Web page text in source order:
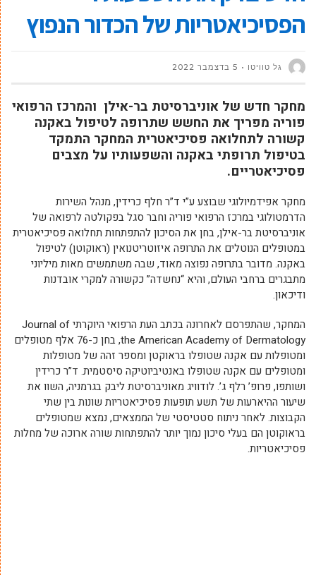
הפסיכיאטריות של הכדור הנפוץ
גל טוויטו 5 בדצמבר 2022
מחקר חדש של אוניברסיטת בר-אילן והמרכז הרפואי
פוריה מפריך את החשש שתרופה לטיפול באקנה
קשורה לתחלואה פסיכיאטרית המחקר התמקד
בטיפול תרופתי באקנה והשפעותיו על מצבים
פסיכיאטריים.
מחקר אפידמיולוגי שבוצע ע”י ד”ר חלף כרידין, מנהל השירות
הדרמטולוגי במרכז הרפואי פוריה וחבר סגל בפקולטה לרפואה של
אוניברסיטת בר-אילן, בחן את הסיכון להתפתחות תחלואה פסיכיאטרית
במטופלים הנוטלים את התרופה איזוטריטנואין (ראוקוטן) לטיפול
באקנה. מדובר בתרופה נפוצה מאוד, שבה משתמשים מאות מיליוני
מתבגרים ברחבי העולם, והיא “נחשדה” כקשורה למקרי אובדנות
ודיכאון.
המחקר, שהתפרסם לאחרונה בכתב העת הרפואי היוקרתי Journal of
the American Academy of Dermatology, בחן כ-76 אלף מטופלים
ומטופלות עם אקנה שטופלו בראוקטן ומספר זהה של מטופלות
ומטופלים עם אקנה שטופלו באנטיביוטיקה סיסטמית. ד”ר כרידין
ושותפו, פרופ’ רלף ג’. לודוויג מאוניברסיטת ליבק בגרמניה, השוו את
שיעור ההיארעות של תשע תופעות פסיכיאטריות שונות בין שתי
הקבוצות. לאחר ניתוח סטטיסטי של הממצאים, נמצא שמטופלים
בראוקוטן הם בעלי סיכון נמוך יותר להתפתחות שורה ארוכה של מחלות
פסיכיאטריות.